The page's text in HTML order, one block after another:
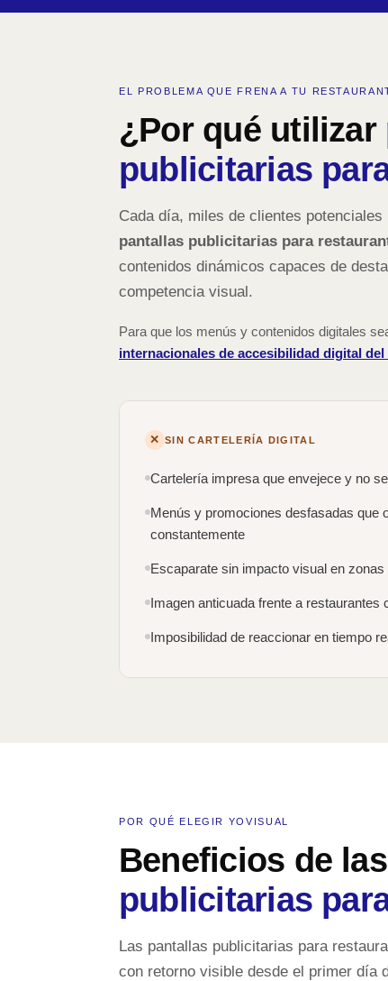
EL PROBLEMA QUE FRENA A TU
¿Por qué utilizar
publicitarias
Cada día, miles de clientes
pantallas publicitarias para
contenidos dinámicos capaces de
competencia visual.
Para que los menús y contenidos digitales
internacionales de accesibilidad digital del
✕ SIN CARTELERÍA DIGITAL
Cartelería impresa que envejece y no
Menús y promociones desfasadas que
constantemente
Escaparate sin impacto visual en
Imagen anticuada frente a restaurantes
Imposibilidad de reaccionar en tiempo
POR QUÉ ELEGIR YOVISUAL
Beneficios de las
publicitarias
Las pantallas publicitarias para
con retorno visible desde el primer día